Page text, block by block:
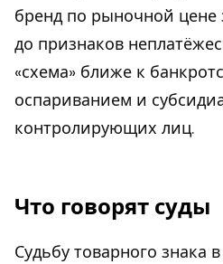
бренд по рыночной цене
до признаков
«схема» ближе к
оспариванием и
контролирующих лиц.
Что говорят суды
Судьбу товарного знака